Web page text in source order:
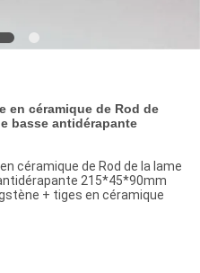
en céramique de Rod de
basse antidérapante
céramique de Rod de la lame
215*45*90mm
+ tiges en céramique